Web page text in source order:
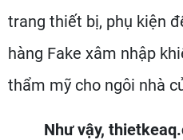
trang thiết bị, phụ kiện
hàng Fake xâm nhập
thẩm mỹ cho ngôi nhà
Như vậy,